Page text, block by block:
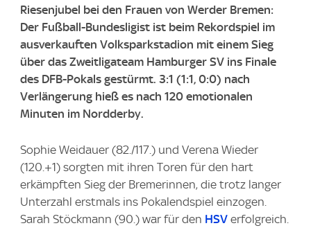
Riesenjubel bei den Frauen von Werder Bremen:
Der Fußball-Bundesligist ist beim Rekordspiel im
ausverkauften Volksparkstadion mit einem Sieg
über das Zweitligateam Hamburger SV ins Finale
des DFB-Pokals gestürmt. 3:1 (1:1, 0:0) nach
Verlängerung hieß es nach 120 emotionalen
Minuten im Nordderby.
Sophie Weidauer (82./117.) und Verena Wieder
(120.+1) sorgten mit ihren Toren für den hart
erkämpften Sieg der Bremerinnen, die trotz langer
Unterzahl erstmals ins Pokalendspiel einzogen.
Sarah Stöckmann (90.) war für den HSV erfolgreich.